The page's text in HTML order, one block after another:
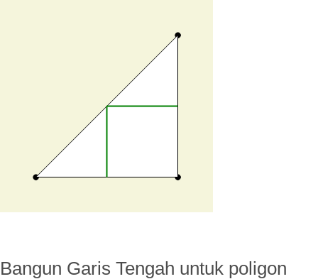
Bangun Garis Tengah untuk poligon